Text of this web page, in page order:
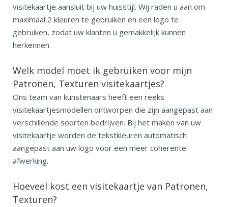
visitekaartje aansluit bij uw huisstijl. Wij raden u aan om
maximaal 2 kleuren te gebruiken en een logo te
gebruiken, zodat uw klanten u gemakkelijk kunnen
herkennen.
Welk model moet ik gebruiken voor mijn
Patronen, Texturen visitekaartjes?
Ons team van kunstenaars heeft een reeks
visitekaartjesmodellen ontworpen die zijn aangepast aan
verschillende soorten bedrijven. Bij het maken van uw
visitekaartje worden de tekstkleuren automatisch
aangepast aan uw logo voor een meer coherente
afwerking.
Hoeveel kost een visitekaartje van Patronen,
Texturen?